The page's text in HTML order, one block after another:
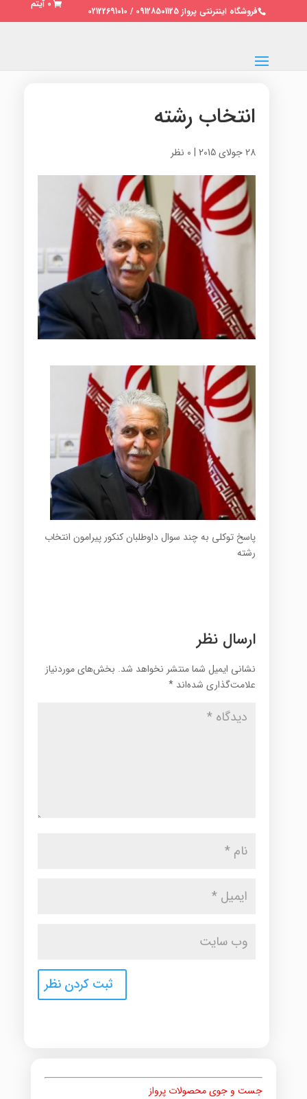
فروشگاه اینترنتی پرواز 09128501125 / 02122691010
0 آیتم
انتخاب رشته
28 جولای 2015 | 0 نظر
پاسخ توکلی به چند سوال داوطلبان کنکور پیرامون انتخاب
رشته
ارسال نظر
نشانی ایمیل شما منتشر نخواهد شد. بخش‌های موردنیاز
علامت‌گذاری شده‌اند *
جست و جوی محصولات پرواز